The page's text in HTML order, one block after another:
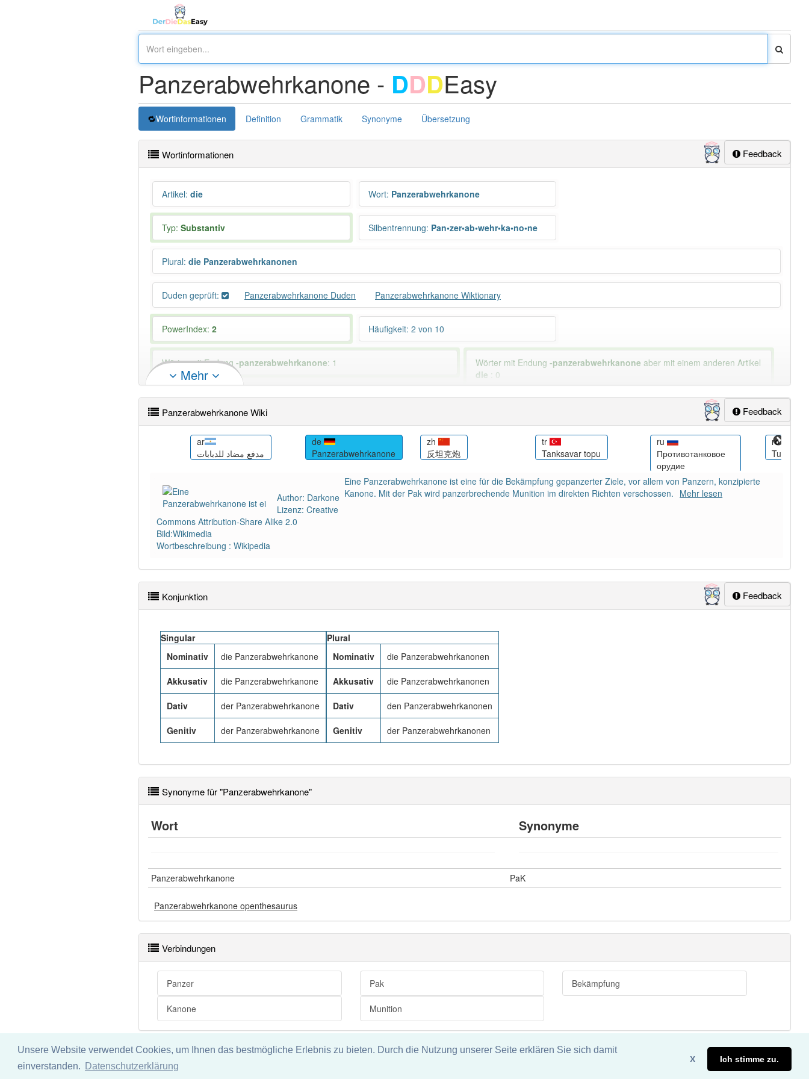
Unsere Website verwendet Cookies, um Ihnen das bestmögliche Erlebnis zu bieten. Durch die Nutzung unserer Seite erklären Sie sich damit
einverstanden.
Datenschutzerklärung
X Ich stimme zu.
Panzerabwehrkanone - DDDEasy
Wortinformationen Definition Grammatik Synonyme Übersetzung
Feedback
Wortinformationen
Artikel: die Wort: Panzerabwehrkanone
Typ: Substantiv Silbentrennung: Pan•zer•ab•wehr•ka•no•ne
Plural: die Panzerabwehrkanonen
Duden geprüft: Panzerabwehrkanone Duden Panzerabwehrkanone Wiktionary
PowerIndex: 2 Häufigkeit: 2 von 10
Wörter mit Endung -panzerabwehrkanone: 1 Wörter mit Endung-panzerabwehrkanone aber mit einem anderen Artikel
die : 0
91% unserer Spielapp-Nutzer haben den Artikel korrekt erraten.
Mehr
Feedback
Panzerabwehrkanone Wiki
ar
مدفع مضاد للدبابات
de
Panzerabwehrkanone
zh
反坦克炮
tr
Tanksavar topu
ru
Противотанковое
орудие
ro
Tun
Author: Darkone
Lizenz: Creative
Commons Attribution-Share Alike 2.0
Bild:Wikimedia
Wortbeschreibung : Wikipedia
Eine Panzerabwehrkanone ist eine für die Bekämpfung gepanzerter Ziele, vor allem von Panzern, konzipierte
Kanone. Mit der Pak wird panzerbrechende Munition im direkten Richten verschossen. Mehr lesen
Feedback
Konjunktion
Singular
Nominativ
die Panzerabwehrkanone
Akkusativ die Panzerabwehrkanone
Dativ der Panzerabwehrkanone
Genitiv der Panzerabwehrkanone
Plural
Nominativ
die Panzerabwehrkanonen
Akkusativ die Panzerabwehrkanonen
Dativ den Panzerabwehrkanonen
Genitiv der Panzerabwehrkanonen
Synonyme für "Panzerabwehrkanone"
Wort Synonyme
Panzerabwehrkanone PaK
Panzerabwehrkanone openthesaurus
Verbindungen
Panzer Pak Bekämpfung
Kanone Munition
Impressum
Wir übernehmen keine Garantie und keine Haftung für die Richtigkeit und Vollständigkeit dieser Seite. DDDEasy 2024